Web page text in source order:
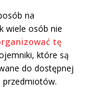
na
wiele osób nie
tę
które są
do dostępnej
przedmiotów.